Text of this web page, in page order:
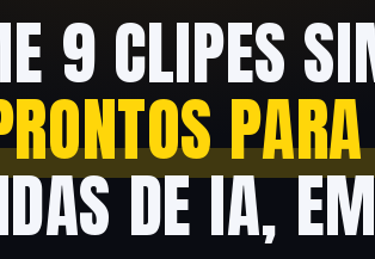
9 CLIPES
DE IA,